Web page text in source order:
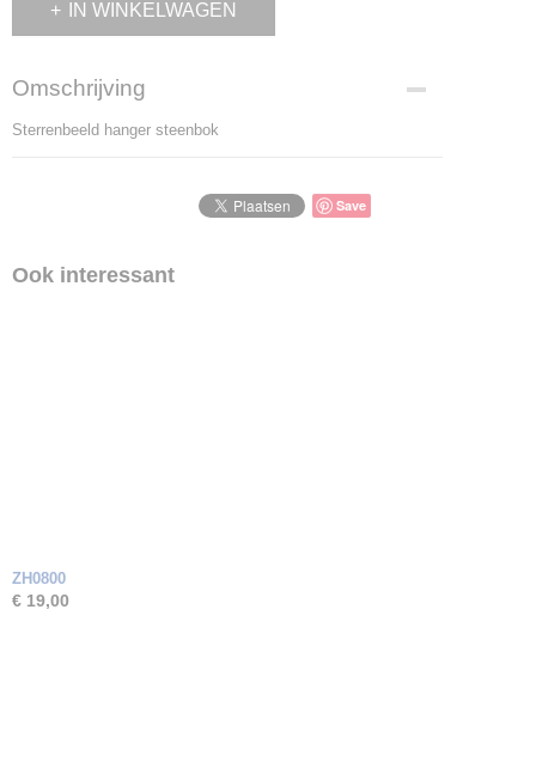
IN WINKELWAGEN
Omschrijving
Sterrenbeeld hanger steenbok
Save
Ook interessant
ZH0800
€ 19,00